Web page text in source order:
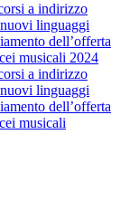
a indirizzo
linguaggi
dell’offerta
musicali 2024
a indirizzo
linguaggi
dell’offerta
musicali